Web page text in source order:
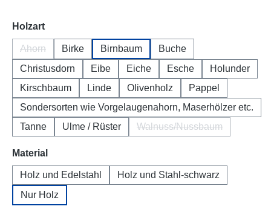
Holzartauswählen
Ahorn
(Diese Option ist zurzeit nicht verfügbar.)
Birke Birnbaum
Buche
Christusdorn
Eibe Eiche Esche
Holunder
Kirschbaum
Linde Olivenholz
Pappel
Sondersorten wie Vorgelaugenahorn, Maserhölzer etc.
Tanne
Ulme / Rüster Walnuss/Nussbaum
(Diese Option ist
Materialauswählen
Holz und Edelstahl
Holz und Stahl-schwarz
Nur Holz